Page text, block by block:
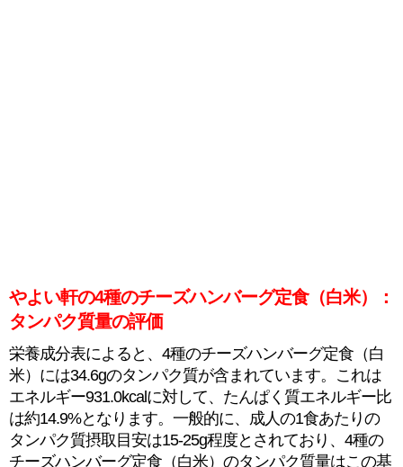
やよい軒の4種のチーズハンバーグ定食（白米）：
タンパク質量の評価
栄養成分表によると、4種のチーズハンバーグ定食（白
米）には34.6gのタンパク質が含まれています。これは
エネルギー931.0kcalに対して、たんぱく質エネルギー比
は約14.9%となります。一般的に、成人の1食あたりの
タンパク質摂取目安は15-25g程度とされており、4種の
チーズハンバーグ定食（白米）のタンパク質量はこの基